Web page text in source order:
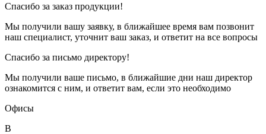
Спасибо за заказ продукции!
Мы получили вашу заявку, в ближайшее время вам позвонит
наш специалист, уточнит ваш заказ, и ответит на все вопросы
Спасибо за письмо директору!
Мы получили ваше письмо, в ближайшие дни наш директор
ознакомится с ним, и ответит вам, если это необходимо
Офисы
В